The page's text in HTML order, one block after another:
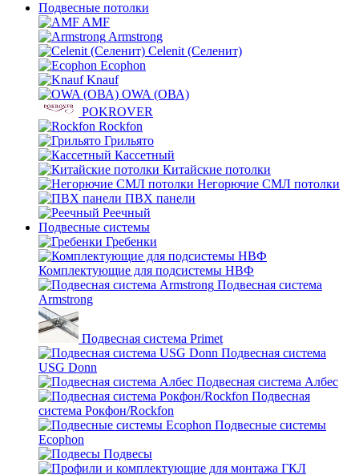
Подвесные потолки
AMF
Armstrong
Celenit (Селенит)
Ecophon
Knauf
OWA (ОВА)
POKROVER
Rockfon
Грильято
Кассетный
Китайские потолки
Негорючие СМЛ потолки
ПВХ панели
Реечный
Подвесные системы
Гребенки
Комплектующие для подсистемы НВФ
Подвесная система
Armstrong
Подвесная система Primet
Подвесная система
USG Donn
Подвесная система Албес
Подвесная
система Рокфон/Rockfon
Подвесные системы
Ecophon
Подвесы